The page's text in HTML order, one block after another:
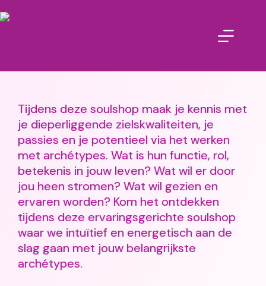
Tijdens deze soulshop maak je kennis met
je dieperliggende zielskwaliteiten, je
passies en je potentieel via het werken
met archétypes. Wat is hun functie, rol,
betekenis in jouw leven? Wat wil er door
jou heen stromen? Wat wil gezien en
ervaren worden? Kom het ontdekken
tijdens deze ervaringsgerichte soulshop
waar we intuïtief en energetisch aan de
slag gaan met jouw belangrijkste
archétypes.